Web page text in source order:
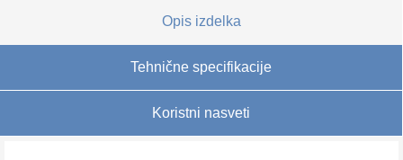
Opis izdelka
Tehnične specifikacije
Koristni nasveti